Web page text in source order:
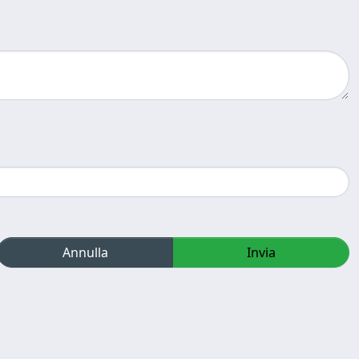
Annulla Invia